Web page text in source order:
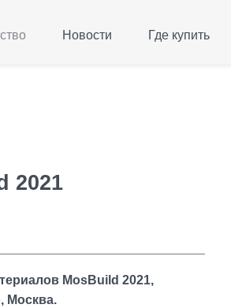
Новости Где купить
2021
MosBuild 2021,
Москва.